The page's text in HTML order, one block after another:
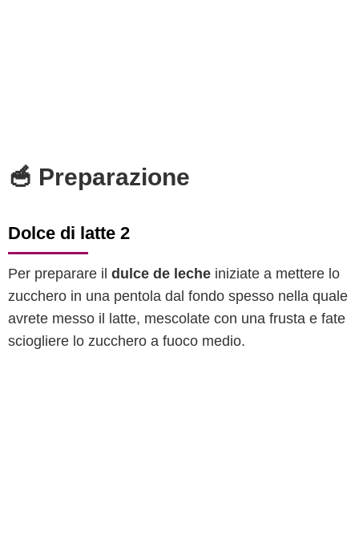
🥣 Preparazione
Dolce di latte 2
Per preparare il dulce de leche iniziate a mettere lo
zucchero in una pentola dal fondo spesso nella quale
avrete messo il latte, mescolate con una frusta e fate
sciogliere lo zucchero a fuoco medio.